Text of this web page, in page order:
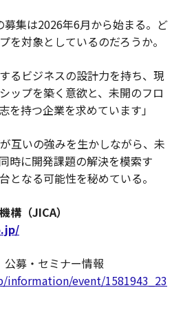
募集は2026年6月から始まる。ど
を対象としているのだろうか。
るビジネスの設計力を持ち、現
ップを築く意欲と、未開のフロ
を持つ企業を求めています」
互いの強みを生かしながら、未
時に開発課題の解決を模索す
となる可能性を秘めている。
構（JICA）
募・セミナー情報
event/1581943_23